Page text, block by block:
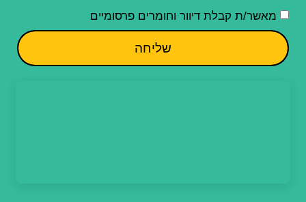
מאשר/ת קבלת דיוור וחומרים פרסומיים
שליחה